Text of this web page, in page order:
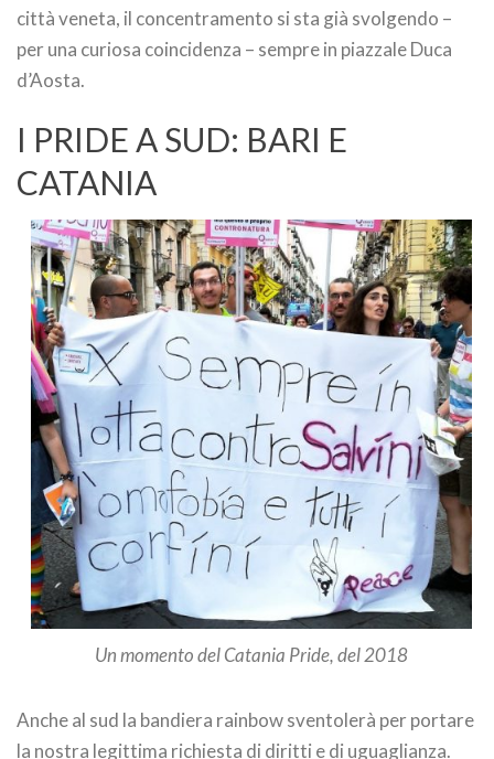
città veneta, il concentramento si sta già svolgendo –
per una curiosa coincidenza – sempre in piazzale Duca
d’Aosta.
I PRIDE A SUD: BARI E
CATANIA
Un momento del Catania Pride, del 2018
Anche al sud la bandiera rainbow sventolerà per portare
la nostra legittima richiesta di diritti e di uguaglianza.